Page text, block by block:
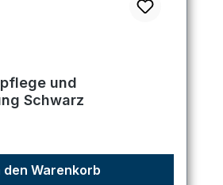
Bewertung von 5 von 5 Sternen
und
Schwarz
den Warenkorb